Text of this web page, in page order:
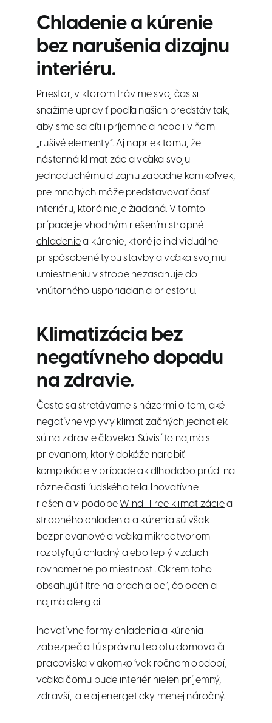
Chladenie a kúrenie
bez narušenia dizajnu
interiéru.
Priestor, v ktorom trávime svoj čas si
snažíme upraviť podľa našich predstáv tak,
aby sme sa cítili príjemne a neboli v ňom
„rušivé elementy“. Aj napriek tomu, že
nástenná klimatizácia vďaka svoju
jednoduchému dizajnu zapadne kamkoľvek,
pre mnohých môže predstavovať časť
interiéru, ktorá nie je žiadaná. V tomto
prípade je vhodným riešením stropné
chladeniea kúrenie, ktoré je individuálne
prispôsobené typu stavby a vďaka svojmu
umiestneniu v strope nezasahuje do
vnútorného usporiadania priestoru.
Klimatizácia bez
negatívneho dopadu
na zdravie.
Často sa stretávame s názormi o tom, aké
negatívne vplyvy klimatizačných jednotiek
sú na zdravie človeka. Súvisí to najmä s
prievanom, ktorý dokáže narobiť
komplikácie v prípade ak dlhodobo prúdi na
rôzne časti ľudského tela. Inovatívne
riešenia v podobe Wind- Free klimatizáciea
stropného chladenia a kúrenia sú však
bezprievanové a vďaka mikrootvorom
rozptyľujú chladný alebo teplý vzduch
rovnomerne po miestnosti. Okrem toho
obsahujú filtre na prach a peľ, čo ocenia
najmä alergici.
Inovatívne formy chladenia a kúrenia
zabezpečia tú správnu teplotu domova či
pracoviska v akomkoľvek ročnom období,
vďaka čomu bude interiér nielen príjemný,
zdravší, ale aj energeticky menej náročný.